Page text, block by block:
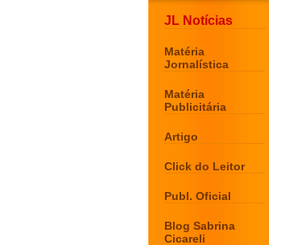
JL Notícias
Matéria
Jornalística
Matéria
Publicitária
Artigo
Click do Leitor
Publ. Oficial
Blog Sabrina
Cicareli